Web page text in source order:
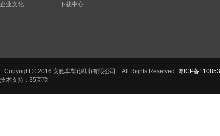
企业文化
下载中心
Copyright © 2016 安驰车掣(深圳)有限公司 All Rights Reserved. 粤ICP备
技术支持：35互联